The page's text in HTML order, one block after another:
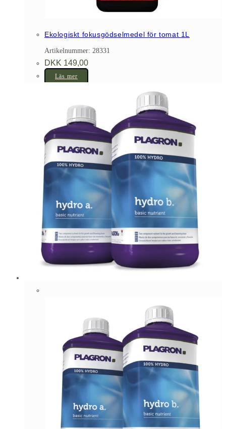
Ekologiskt fokusgödselmedel för tomat 1L
Artikelnummer: 28331
DKK 149,00
Läs mer